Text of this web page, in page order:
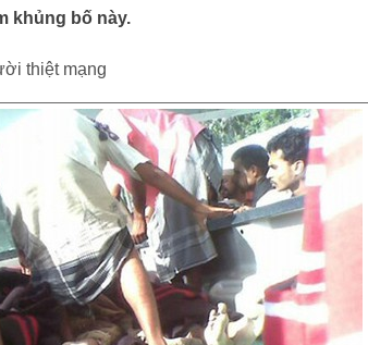
khủng bố này.
thiệt mạng